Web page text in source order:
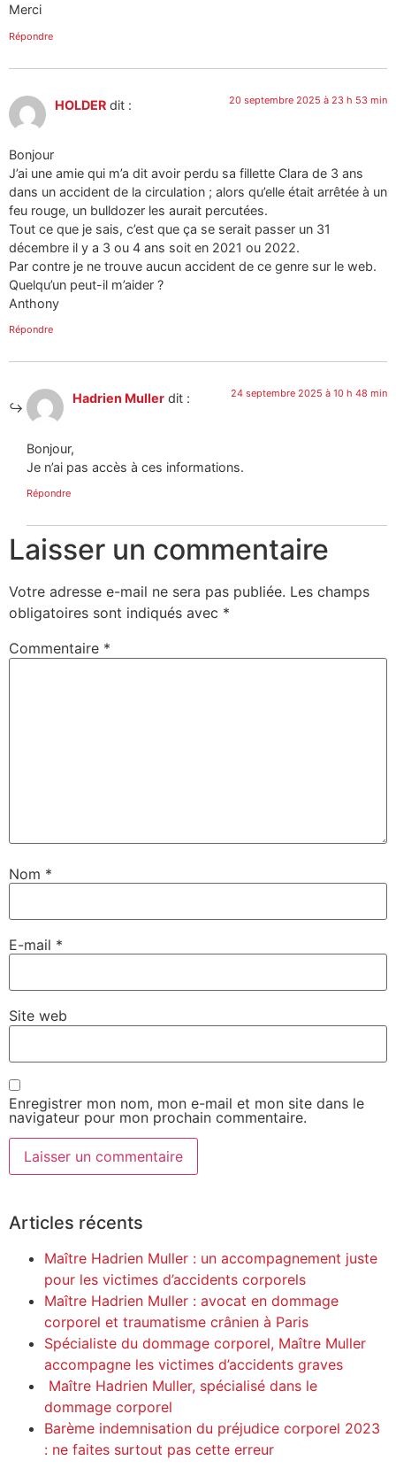
Merci
Répondre
HOLDER dit : 20 septembre 2025 à 23 h 53 min
Bonjour
J’ai une amie qui m’a dit avoir perdu sa fillette Clara de 3 ans
dans un accident de la circulation ; alors qu’elle était arrêtée à un
feu rouge, un bulldozer les aurait percutées.
Tout ce que je sais, c’est que ça se serait passer un 31
décembre il y a 3 ou 4 ans soit en 2021 ou 2022.
Par contre je ne trouve aucun accident de ce genre sur le web.
Quelqu’un peut-il m’aider ?
Anthony
Répondre
Hadrien Muller dit : 24 septembre 2025 à 10 h 48 min
Bonjour,
Je n’ai pas accès à ces informations.
Répondre
Laisser un commentaire
Votre adresse e-mail ne sera pas publiée. Les champs
obligatoires sont indiqués avec *
Commentaire *
Nom *
E-mail *
Site web
Enregistrer mon nom, mon e-mail et mon site dans le
navigateur pour mon prochain commentaire.
Articles récents
Maître Hadrien Muller : un accompagnement juste
pour les victimes d’accidents corporels
Maître Hadrien Muller : avocat en dommage
corporel et traumatisme crânien à Paris
Spécialiste du dommage corporel, Maître Muller
accompagne les victimes d’accidents graves
Maître Hadrien Muller, spécialisé dans le
dommage corporel
Barème indemnisation du préjudice corporel 2023
: ne faites surtout pas cette erreur